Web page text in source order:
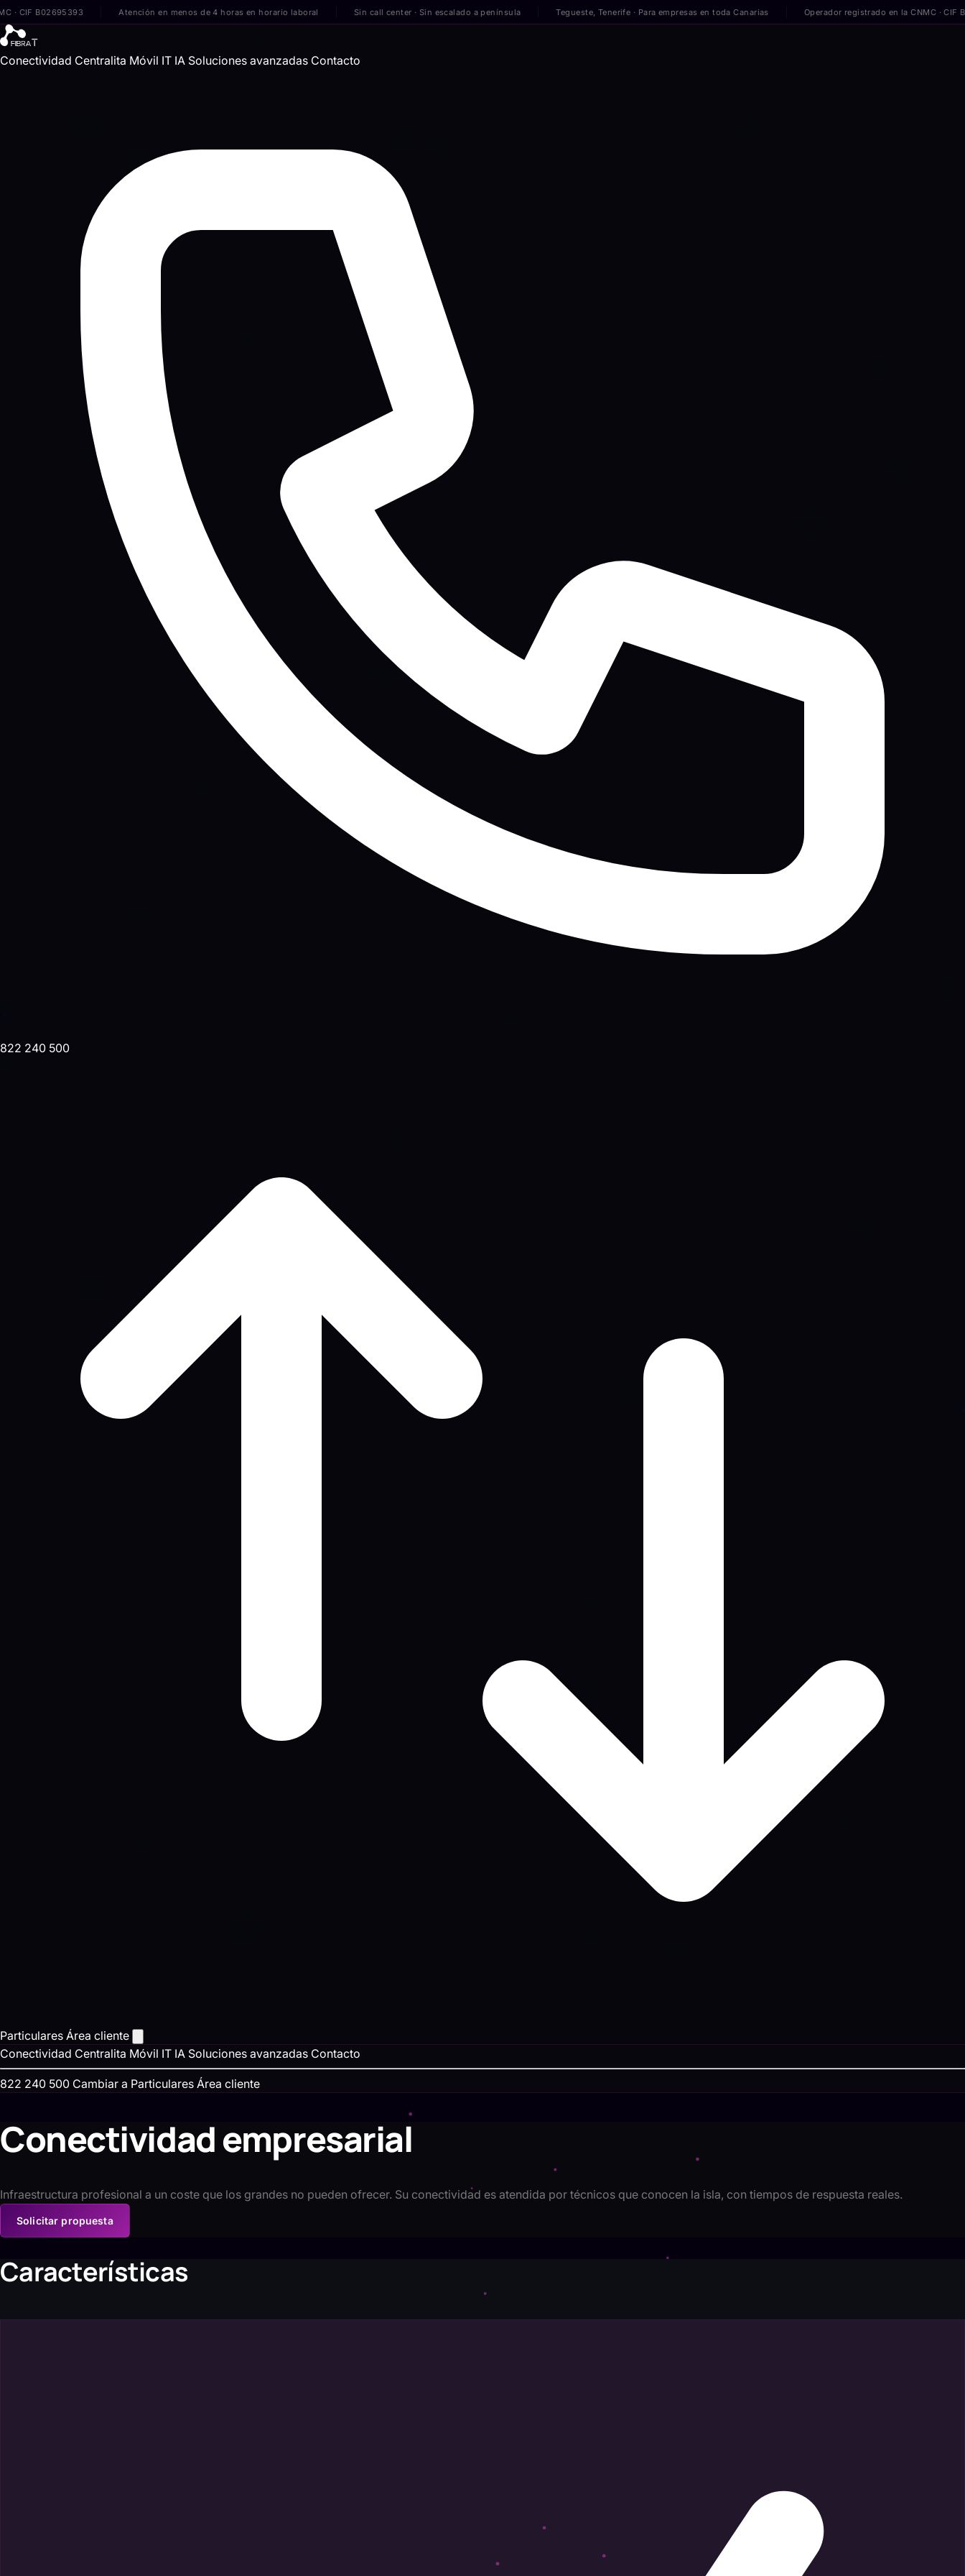
B02695393 Atención en menos de 4 horas en horario laboral Sin call center · Sin escalado a península Tegueste, Tenerife · Para empresas en toda Canarias Operador registrado en la CNMC · CIF
Conectividad Centralita Móvil IT IA Soluciones avanzadas Contacto
822 240 500
Particulares Área cliente
Conectividad Centralita Móvil IT IA Soluciones avanzadas Contacto
822 240 500 Cambiar a Particulares Área cliente
Conectividad empresarial
Infraestructura profesional a un coste que los grandes no pueden ofrecer. Su conectividad es atendida por técnicos que conocen la isla, con tiempos de respuesta reales.
Solicitar propuesta
Características